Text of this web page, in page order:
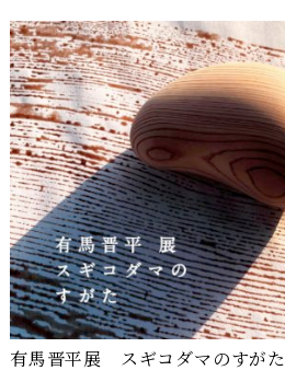
有馬晋平展 スギコダマのすがた